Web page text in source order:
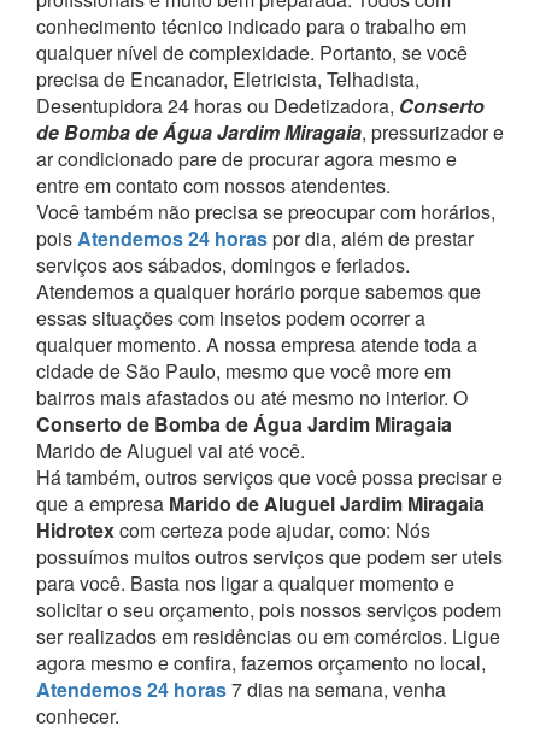
conhecimento técnico indicado para o trabalho em
qualquer nível de complexidade. Portanto, se você
precisa de Encanador, Eletricista, Telhadista,
Desentupidora 24 horas ou Dedetizadora, Conserto
de Bomba de Água Jardim Miragaia, pressurizador e
ar condicionado pare de procurar agora mesmo e
entre em contato com nossos atendentes.
Você também não precisa se preocupar com horários,
poisAtendemos 24 horaspor dia, além de prestar
serviços aos sábados, domingos e feriados.
Atendemos a qualquer horário porque sabemos que
essas situações com insetos podem ocorrer a
qualquer momento. A nossa empresa atende toda a
cidade de São Paulo, mesmo que você more em
bairros mais afastados ou até mesmo no interior. O
Conserto de Bomba de Água Jardim Miragaia
Marido de Aluguel vai até você.
Há também, outros serviços que você possa precisar e
que a empresa Marido de Aluguel Jardim Miragaia
Hidrotexcom certeza pode ajudar, como: Nós
possuímos muitos outros serviços que podem ser uteis
para você. Basta nos ligar a qualquer momento e
solicitar o seu orçamento, pois nossos serviços podem
ser realizados em residências ou em comércios. Ligue
agora mesmo e confira, fazemos orçamento no local,
Atendemos 24 horas7 dias na semana, venha
conhecer.